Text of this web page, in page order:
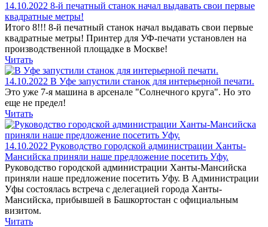
14.10.2022 8-й печатный станок начал выдавать свои первые
квадратные метры!
Итого 8!!! 8-й печатный станок начал выдавать свои первые
квадратные метры! Принтер для УФ-печати установлен на
производственной площадке в Москве!
Читать
14.10.2022 В Уфе запустили станок для интерьерной печати.
Это уже 7-я машина в арсенале "Солнечного круга". Но это
еще не предел!
Читать
14.10.2022 Руководство городской администрации Ханты-
Мансийска приняли наше предложение посетить Уфу.
Руководство городской администрации Ханты-Мансийска
приняли наше предложение посетить Уфу. В Администрации
Уфы состоялась встреча с делегацией города Ханты-
Мансийска, прибывшей в Башкортостан с официальным
визитом.
Читать